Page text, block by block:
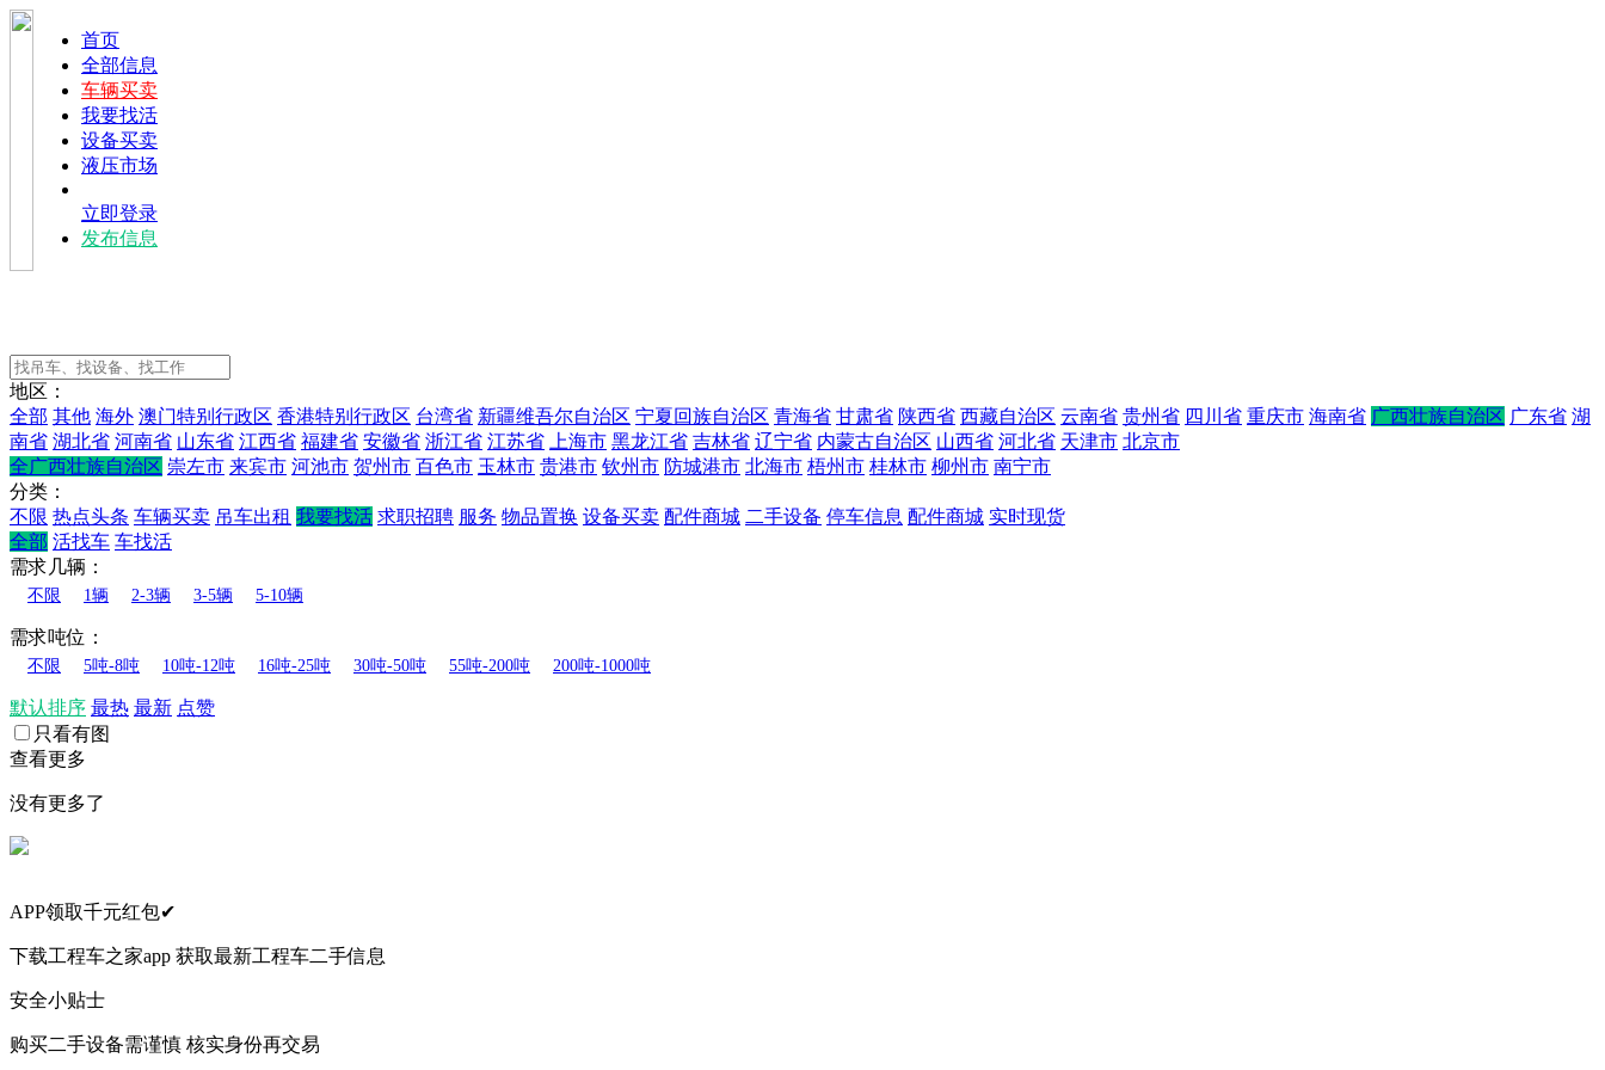
首页
全部信息
车辆买卖
我要找活
设备买卖
液压市场
立即登录
发布信息
地区：
全部 其他 海外 澳门特别行政区 香港特别行政区 台湾省 新疆维吾尔自治区 宁夏回族自治区 青海省 甘肃省 陕西省 西藏自治区 云南省 贵州省 四川省 重庆市 海南省 广西壮族自治区 广东省 湖
南省 湖北省 河南省 山东省 江西省 福建省 安徽省 浙江省 江苏省 上海市 黑龙江省 吉林省 辽宁省 内蒙古自治区 山西省 河北省 天津市 北京市
全广西壮族自治区 崇左市 来宾市 河池市 贺州市 百色市 玉林市 贵港市 钦州市 防城港市 北海市 梧州市 桂林市 柳州市 南宁市
分类：
不限 热点头条 车辆买卖 吊车出租 我要找活 求职招聘 服务 物品置换 设备买卖 配件商城 二手设备 停车信息 配件商城 实时现货
全部 活找车 车找活
需求几辆：
不限 1辆 2-3辆 3-5辆 5-10辆
需求吨位：
不限 5吨-8吨 10吨-12吨 16吨-25吨 30吨-50吨 55吨-200吨 200吨-1000吨
默认排序 最热 最新 点赞
只看有图
查看更多
没有更多了
APP领取千元红包✔
下载工程车之家app 获取最新工程车二手信息
安全小贴士
购买二手设备需谨慎 核实身份再交易